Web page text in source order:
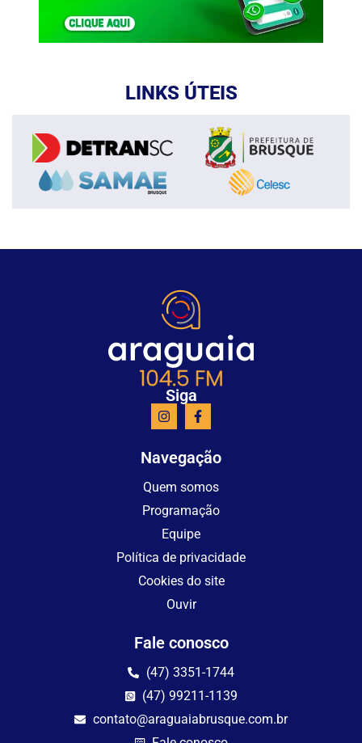
LINKS ÚTEIS
Siga
Navegação
Quem somos
Programação
Equipe
Política de privacidade
Cookies do site
Ouvir
Fale conosco
(47) 3351-1744
(47) 99211-1139
contato@araguaiabrusque.com.br